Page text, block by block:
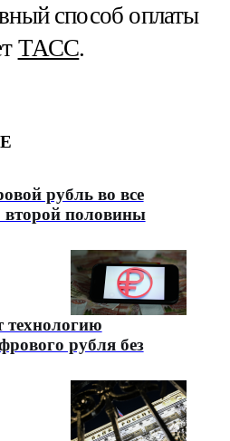
способ оплаты
ТАСС.
рубль во все
второй половины
технологию
рубля без